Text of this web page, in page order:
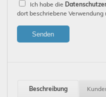
Ich habe die
dort beschriebene Verwendung
Senden
Beschreibung